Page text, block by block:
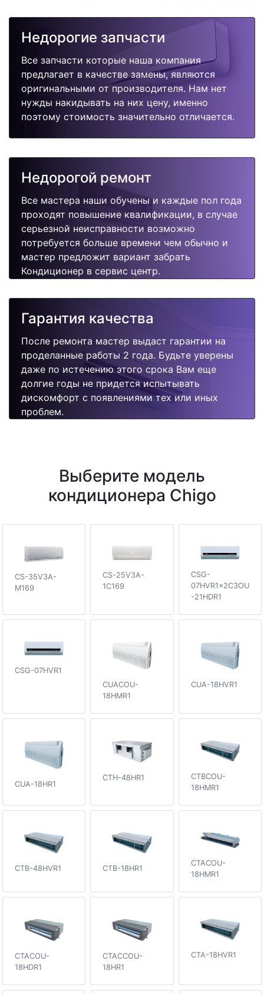
Недорогие запчасти
Все запчасти которые наша компания
предлагает в качестве замены, являются
оригинальными от производителя. Нам нет
нужды накидывать на них цену, именно
поэтому стоимость значительно отличается.
Недорогой ремонт
Все мастера наши обучены и каждые пол года
проходят повышение квалификации, в случае
серьезной неисправности возможно
потребуется больше времени чем обычно и
мастер предложит вариант забрать
Кондиционер в сервис центр.
Гарантия качества
После ремонта мастер выдаст гарантии на
проделанные работы 2 года. Будьте уверены
даже по истечению этого срока Вам еще
долгие годы не придется испытывать
дискомфорт с появлениями тех или иных
проблем.
Выберите модель
кондиционера Chigo
CS-35V3A-
M169
CS-25V3A-
1C169
CSG-
07HVR1x2C3OU
-21HDR1
CSG-07HVR1
CUACOU-
18HMR1
CUA-18HVR1
CUA-18HR1
CTH-48HR1
CTBCOU-
18HMR1
CTB-48HVR1 CTB-18HR1
CTACOU-
18HMR1
CTACOU-
18HDR1
CTACCOU-
18HR1
CTA-18HVR1